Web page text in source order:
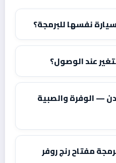
نفسها للبرمجة؟
عند الوصول؟
— الوفرة والصبية
مفتاح رنج روفر